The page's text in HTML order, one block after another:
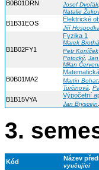
B0B01DRN Josef Dvořák,
Natalie
B1B31EOS
Elektrické
Jiří
B1B02FY1
Fyzika 1
Marek
Petr Koníček
Potocký,
Milan
B0B01MA2 Martin
Turčinová
B1B15VYA
Výpočetní
Jan Bryscejn,
3.
Kód Název
vyučující